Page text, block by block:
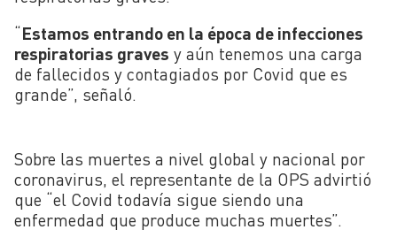
“Estamos entrando en la época de infecciones
respiratorias graves y aún tenemos una carga
de fallecidos y contagiados por Covid que es
grande”, señaló.
Sobre las muertes a nivel global y nacional por
coronavirus, el representante de la OPS advirtió
que “el Covid todavía sigue siendo una
enfermedad que produce muchas muertes”.